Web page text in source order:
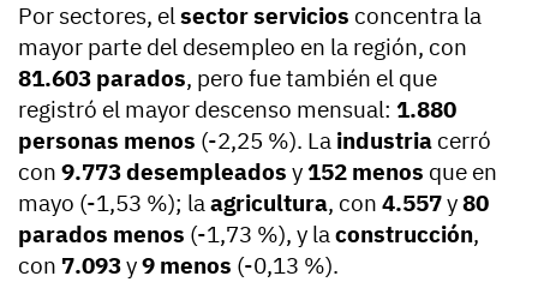
Por sectores, elsector servicios concentra la
mayor parte del desempleo en la región, con
81.603 parados, pero fue también el que
registró el mayor descenso mensual: 1.880
personas menos (-2,25 %). La industria cerró
con 9.773 desempleados y 152 menos que en
mayo (-1,53 %); laagricultura, con 4.557y80
parados menos (-1,73 %), y laconstrucción,
con 7.093y9 menos (-0,13 %).